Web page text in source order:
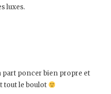
luxes.
part poncer bien propre et
tout le boulot